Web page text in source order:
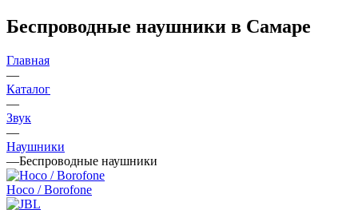
Беспроводные наушники в Самаре
Главная
—
Каталог
—
Звук
—
Наушники
—Беспроводные наушники
Hoco / Borofone